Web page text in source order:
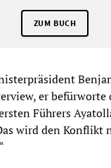
ZUM BUCH
er befürworte
Führers
wird den Konflikt